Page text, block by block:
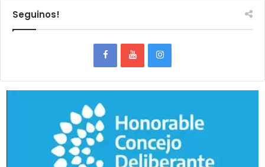
Seguinos!